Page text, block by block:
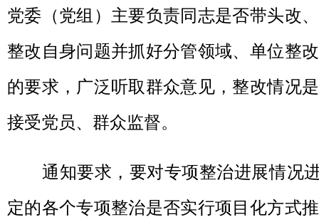
党委（党组）主要负责同志是否带头改
整改自身问题并抓好分管领域、单位整
的要求，广泛听取群众意见，整改情况
接受党员、群众监督。
通知要求，要对专项整治进展情况进
定的各个专项整治是否实行项目化方式